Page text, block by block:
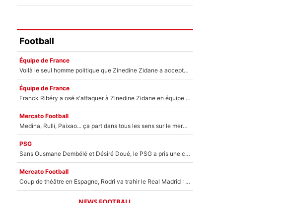
Football
Équipe de France
Voilà le seul homme politique que Zinedine Zidane a accepté dans son entourage : «Je garde un très bon souvenir de lui»
Équipe de France
Franck Ribéry a osé s'attaquer à Zinedine Zidane en équipe de France : «Je n'aurais jamais fait ça»
Mercato Football
Medina, Rulli, Paixao... ça part dans tous les sens sur le mercato de l'OM : Frank McCourt va enfin récupérer l'argent qu'il attend ?
PSG
Sans Ousmane Dembélé et Désiré Doué, le PSG a pris une correction face à Majorque : Luis Enrique attend avec impatience des renforts !
Mercato Football
Coup de théâtre en Espagne, Rodri va trahir le Real Madrid : Le Ballon d'Or a choisi de signer au FC Barcelone !